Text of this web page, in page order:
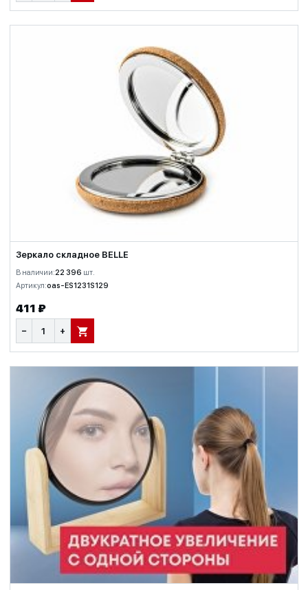
Зеркало складное BELLE
В наличии:22 396 шт.
Артикул:oas-ES1231S129
411 ₽
− + В КОРЗИНУ